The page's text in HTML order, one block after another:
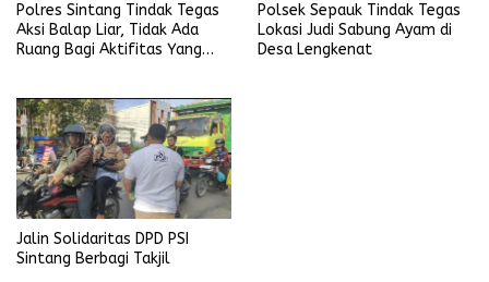
Polres Sintang Tindak Tegas
Aksi Balap Liar, Tidak Ada
Ruang Bagi Aktifitas Yang
Polsek Sepauk Tindak Tegas
Lokasi Judi Sabung Ayam di
Desa Lengkenat
Jalin Solidaritas DPD PSI
Sintang Berbagi Takjil